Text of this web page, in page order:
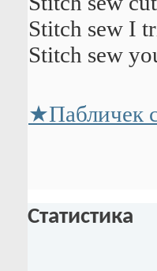
Stitch sew I
Stitch sew
★Пабличек
Статистика